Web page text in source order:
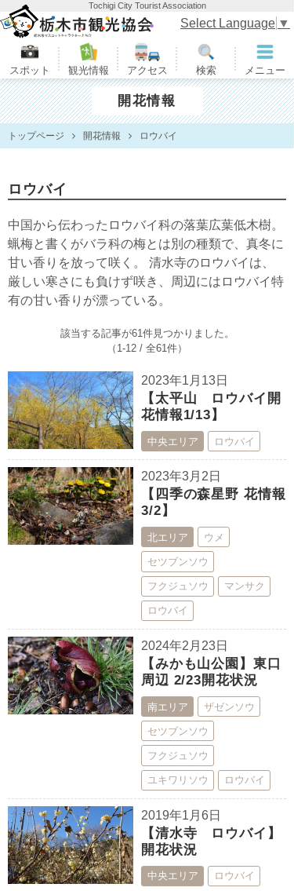
Tochigi City Tourist Association
栃木市観光協会
スポット 観光情報 アクセス 検索 メニュー
Select Language ▼
開花情報
トップページ 開花情報 ロウバイ
ロウバイ
中国から伝わったロウバイ科の落葉広葉低木樹。
蝋梅と書くがバラ科の梅とは別の種類で、真冬に
甘い香りを放って咲く。 清水寺のロウバイは、
厳しい寒さにも負けず咲き、周辺にはロウバイ特
有の甘い香りが漂っている。
該当する記事が61件見つかりました。
（1-12 / 全61件）
2023年1月13日
【太平山 ロウバイ開
花情報1/13】
中央エリア ロウバイ
2023年3月2日
【四季の森星野 花情報
3/2】
北エリア ウメ
セツブンソウ
フクジュソウ マンサク
ロウバイ
2024年2月23日
【みかも山公園】東口
周辺 2/23開花状況
南エリア ザゼンソウ
セツブンソウ
フクジュソウ
ユキワリソウ ロウバイ
2019年1月6日
【清水寺 ロウバイ】
開花状況
中央エリア ロウバイ